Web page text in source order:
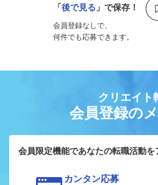
「後で見る 」で保存！
会員登録なしで、
何件でも応募できます。
クリエイト
会員登録の
会員限定機能であなたの転職活動を
カンタン応募